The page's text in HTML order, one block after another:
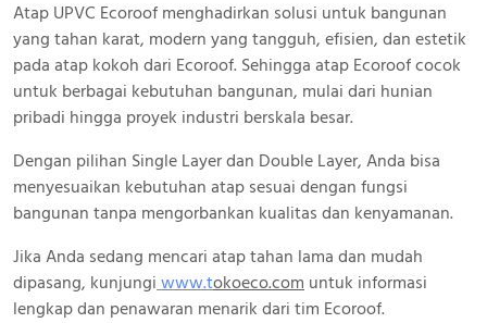
Atap UPVC Ecoroof menghadirkan solusi untuk bangunan
yang tahan karat, modern yang tangguh, efisien, dan estetik
pada atap kokoh dari Ecoroof. Sehingga atap Ecoroof cocok
untuk berbagai kebutuhan bangunan, mulai dari hunian
pribadi hingga proyek industri berskala besar.
Dengan pilihan Single Layer dan Double Layer, Anda bisa
menyesuaikan kebutuhan atap sesuai dengan fungsi
bangunan tanpa mengorbankan kualitas dan kenyamanan.
Jika Anda sedang mencari atap tahan lama dan mudah
dipasang, kunjungi www.tokoeco.com untuk informasi
lengkap dan penawaran menarik dari tim Ecoroof.